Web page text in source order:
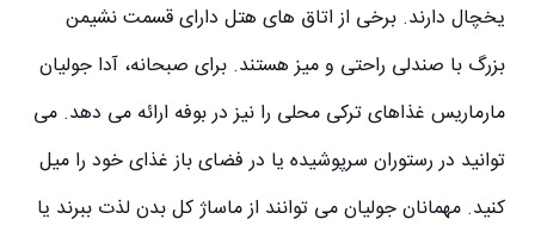
یخچال دارند. برخی از اتاق های هتل دارای قسمت نشیمن
بزرگ با صندلی راحتی و میز هستند. برای صبحانه، آدا جولیان
مارماریس غذاهای ترکی محلی را نیز در بوفه ارائه می دهد. می
توانید در رستوران سرپوشیده یا در فضای باز غذای خود را میل
کنید. مهمانان جولیان می توانند از ماساژ کل بدن لذت ببرند یا